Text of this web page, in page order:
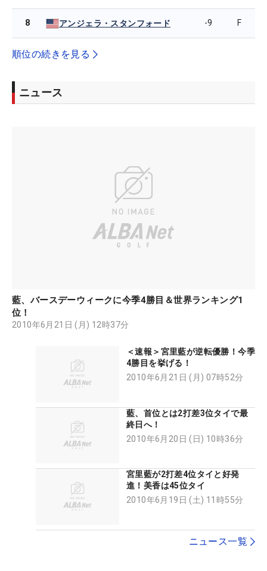
8 アンジェラ・スタンフォード -9 F
順位の続きを見る
ニュース
藍、バースデーウィークに今季4勝目＆世界ランキング1
位！
2010年6月21日 (月) 12時37分
＜速報＞宮里藍が逆転優勝！今季
4勝目を挙げる！
2010年6月21日 (月) 07時52分
藍、首位とは2打差3位タイで最
終日へ！
2010年6月20日 (日) 10時36分
宮里藍が2打差4位タイと好発
進！美香は45位タイ
2010年6月19日 (土) 11時55分
ニュース一覧